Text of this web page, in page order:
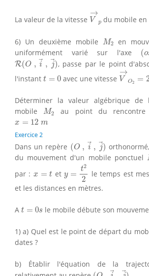
La valeur de la vitesse
→
V p
V→
du mobile en
6) Un deuxième mobile M2
M2
en
uniformément varié sur l'axe (o
(o
R(O , i , j)
R(O,i→, j→), passe par le point
l'instant t = 0
t =0 avec une vitesse
→
V O2 =
V→O2=
Déterminer la valeur algébrique de
mobileM2
M2 au point du rencontre
x = 12 m
x =12m
Exercice 2
Dans un repère (O , i , j)
(O, → j→
du mouvement d'un mobile ponctuel
par : x = t
x=t ety =
t2
2
y =t22
le temps est
et les distances en mètres.
A t = 0s
t =0 s le mobile débute son
1) a) Quel est le point de départ du
dates ?
b) Établir l'équation de la
(O, →, →).